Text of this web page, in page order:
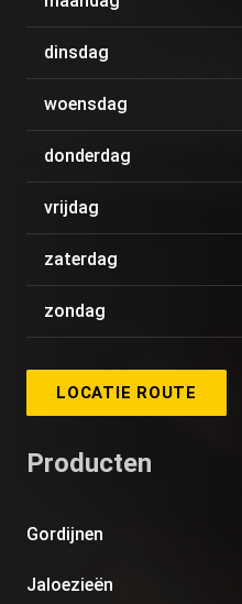
dinsdag
woensdag
donderdag
vrijdag
zaterdag
zondag
LOCATIE ROUTE
Producten
Gordijnen
Jaloezieën